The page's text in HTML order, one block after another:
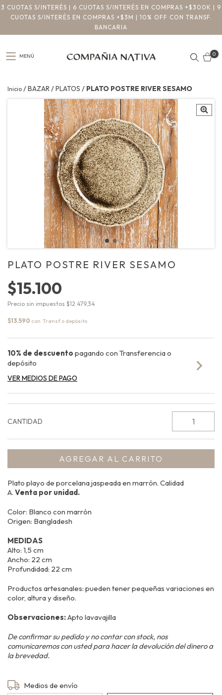
3 CUOTAS S/INTERÉS | 6 CUOTAS S/INTERÉS EN COMPRAS +$300K | 9
CUOTAS S/INTERÉS EN COMPRAS +$3M | 10% OFF CON TRANSF.
BANCARIA
MENÚ 0
Inicio /BAZAR/PLATOS / PLATO POSTRE RIVER SESAMO
PLATO POSTRE RIVER SESAMO
$15.100
Precio sin impuestos $12.479,34
$13.590 con
10% de descuento pagando con Transferencia o
depósito
VER MEDIOS DE PAGO
CANTIDAD
Plato playo de porcelana jaspeada en marrón. Calidad
A. Venta por unidad.
Color: Blanco con marrón
Origen: Bangladesh
MEDIDAS
Alto: 1,5 cm
Ancho: 22 cm
Profundidad: 22 cm
Productos artesanales: pueden tener pequeñas variaciones en
color, altura y diseño.
Observaciones:Apto lavavajilla
De confirmar su pedido y no contar con stock, nos
comunicaremos con usted para hacer la devolución del dinero a
la brevedad.
Entregas para el CP:
Medios de envío